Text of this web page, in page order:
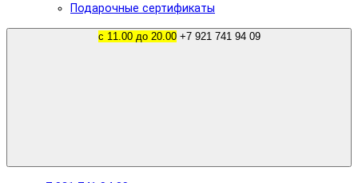
Подарочные сертификаты
с 11.00 до 20.00 +7 921 741 94 09